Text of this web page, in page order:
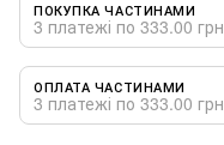
ПОКУПКА ЧАСТИНАМИ
3 платежі по 333.00 грн
ОПЛАТА ЧАСТИНАМИ
3 платежі по 333.00 грн